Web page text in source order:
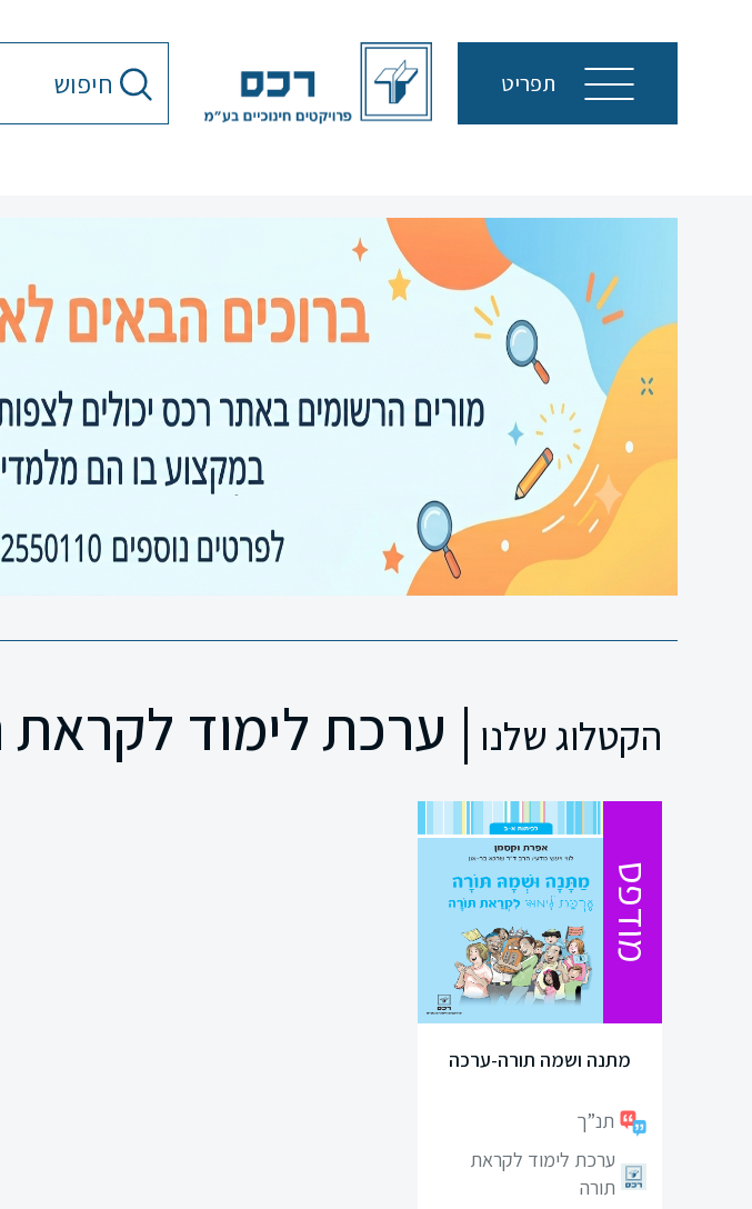
תפריט
סגור
הקטגוריות
הקטלוג שלנו | ערכת לימוד לקראת
מודפס
מתנה ושמה תורה-ערכה
תנ”ך
ערכת לימוד לקראת
תורה